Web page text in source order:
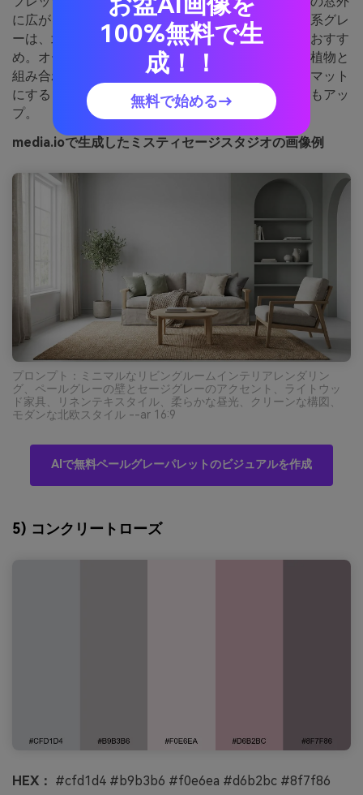
に広がる霧の立ち込める庭を想起させます。セージ系グレ
ーは、北欧やジャパンディスタイルのインテリアにおすす
め。オーク材やヘアライン仕上げのスチール、観葉植物と
組み合わせて立体感を。ポイント：ファブリックはマット
にすると、やわらかなグレーが冷たく見えず居心地もアッ
プ。
media.ioで生成したミスティセージスタジオの画像例
プロンプト：ミニマルなリビングルームインテリアレンダリン
グ、ペールグレーの壁とセージグレーのアクセント、ライトウッ
ド家具、リネンテキスタイル、柔らかな昼光、クリーンな構図、
モダンな北欧スタイル --ar 16:9
AIで無料ペールグレーパレットのビジュアルを作成
5) コンクリートローズ
HEX： #cfd1d4 #b9b3b6 #f0e6ea #d6b2bc #8f7f86
100%無料で生
成！！
無料で始める→